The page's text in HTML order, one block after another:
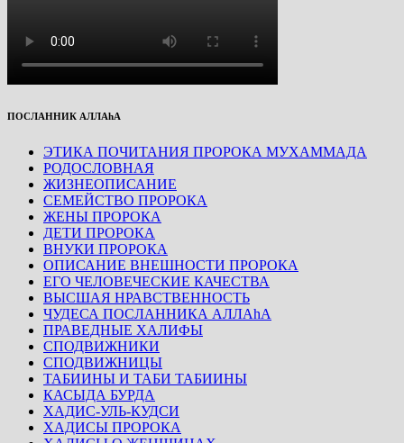
ПОСЛАННИК АЛЛАhА
ЭТИКА ПОЧИТАНИЯ ПРОРОКА МУХАММАДА
РОДОСЛОВНАЯ
ЖИЗНЕОПИСАНИЕ
СЕМЕЙСТВО ПРОРОКА
ЖЕНЫ ПРОРОКА
ДЕТИ ПРОРОКА
ВНУКИ ПРОРОКА
ОПИСАНИЕ ВНЕШНОСТИ ПРОРОКА
ЕГО ЧЕЛОВЕЧЕСКИЕ КАЧЕСТВА
ВЫСШАЯ НРАВСТВЕННОСТЬ
ЧУДЕСА ПОСЛАННИКА АЛЛАhА
ПРАВЕДНЫЕ ХАЛИФЫ
СПОДВИЖНИКИ
СПОДВИЖНИЦЫ
ТАБИИНЫ И ТАБИ ТАБИИНЫ
КАСЫДА БУРДА
ХАДИС-УЛЬ-КУДСИ
ХАДИСЫ ПРОРОКА